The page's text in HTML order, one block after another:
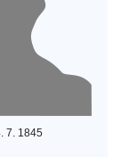
7. 1845